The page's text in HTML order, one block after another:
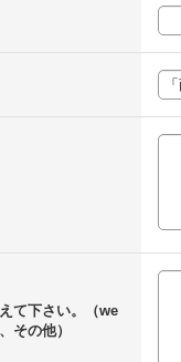
て下さい。（we
その他）